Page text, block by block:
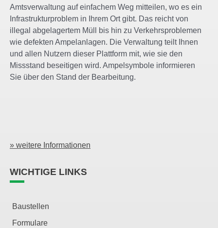
Amtsverwaltung auf einfachem Weg mitteilen, wo es ein
Infrastrukturproblem in Ihrem Ort gibt. Das reicht von
illegal abgelagertem Müll bis hin zu Verkehrsproblemen
wie defekten Ampelanlagen. Die Verwaltung teilt Ihnen
und allen Nutzern dieser Plattform mit, wie sie den
Missstand beseitigen wird. Ampelsymbole informieren
Sie über den Stand der Bearbeitung.
» weitere Informationen
WICHTIGE LINKS
Baustellen
Formulare